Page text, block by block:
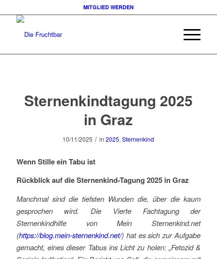
MITGLIED WERDEN
Sternenkindtagung 2025
in Graz
10/11/2025 / in2025,Sternenkind
Wenn Stille ein Tabu ist
Rückblick auf die Sternenkind-Tagung 2025 in Graz
Manchmal sind die tiefsten Wunden die, über die kaum
gesprochen wird. Die Vierte Fachtagung der
Sternenkindhilfe von Mein Sternenkind.net
(https://blog.mein-sternenkind.net/) hat es sich zur Aufgabe
gemacht, eines dieser Tabus ins Licht zu holen: „Fetozid &